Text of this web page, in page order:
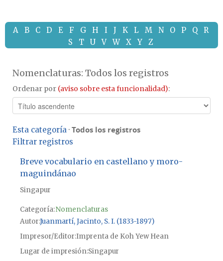
A B C D E F G H I J K L M N O P Q
R
S
T U V W X Y Z
Nomenclaturas: Todos los registros
Ordenar por (aviso sobre esta funcionalidad):
Esta categoría · Todos los registros
Filtrar registros
Breve vocabulario en castellano y moro-
maguindánao
Singapur
Categoría:Nomenclaturas
AutorJuanmartí, Jacinto, S. I. (1833-1897)
Impresor/Editor Imprenta de Koh Yew Hean
Lugar de impresiónSingapur